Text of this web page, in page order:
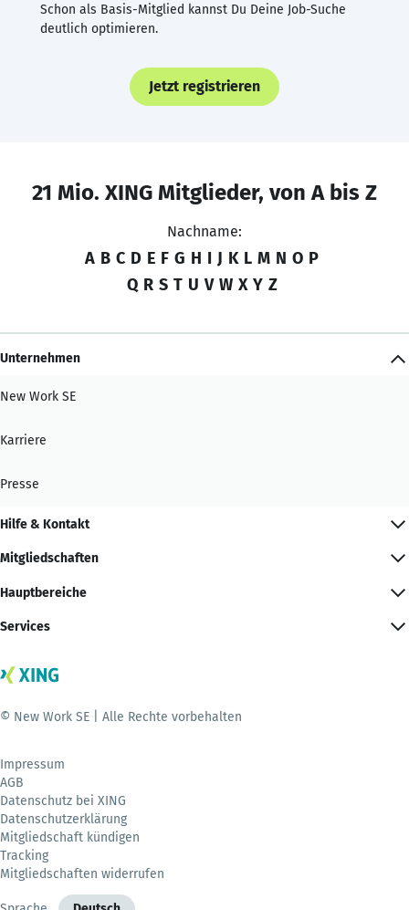
Schon als Basis-Mitglied kannst Du Deine Job-Suche
deutlich optimieren.
Jetzt registrieren
21 Mio. XING Mitglieder, von A bis Z
Nachname:
A B C D E F G H I J K L M N O P
Q R S T U V W X Y Z
Unternehmen
New Work SE
Karriere
Presse
Hilfe & Kontakt
Mitgliedschaften
Hauptbereiche
Services
© New Work SE | Alle Rechte vorbehalten
Impressum
AGB
Datenschutz bei XING
Datenschutzerklärung
Mitgliedschaft kündigen
Tracking
Mitgliedschaften widerrufen